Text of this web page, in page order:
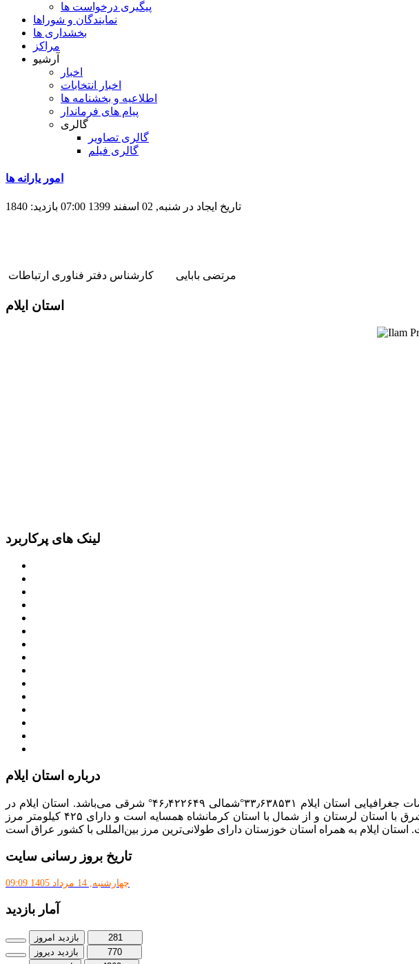
پیگیری درخواست ها
نمایندگان و شوراها
بخشداری ها
مراکز
آرشیو
اخبار
اخبار انتخابات
اطلاعیه و بخشنامه ها
پیام های فرماندار
گالری
گالری تصاویر
گالری فیلم
امور یارانه ها
تاریخ ایجاد در شنبه, 02 اسفند 1399 07:00 بازدید: 1840
استان ایلام
لینک های پرکاربرد
درباره استان ایلام
با مساحت ۲۰٬۱۳۳ کیلومتر مربع، بیست و دومین استان ایران از نظر وسعت به‌شمار می‌رود. مختصات جغرافیایی استان ایلام ۳۳٫۶۳۸۵۳۱°شمالی ۴۶٫۴۲۲۶۴۹° شرقی می‌باشد. استان ایلام در
جنوب غرب ایران در سلسله جبال زاگرس واقع است و از غرب با کشور عراق از جنوب با استان خوزستان، از شرق با استان لرستان و از شمال با استان کرمانشاه همسایه است و دارای ۴۲۵ کیلومتر مرز
ایلام به همراه استان خوزستان دارای طولانی‌ترین مرز بین‌المللی با کشور عراق است
تاریخ بروز رسانی سایت
چهارشنبه, 14 مرداد 1405 09:09
آمار بازدید
بازدید امروز
281
بازدید دیروز
770